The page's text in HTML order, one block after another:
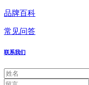
品牌百科
常见问答
联系我们